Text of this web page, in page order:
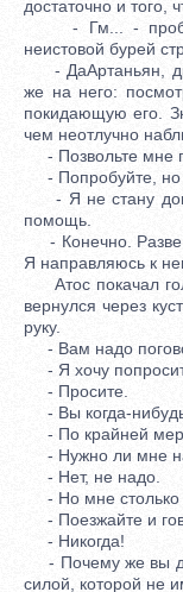
достаточно и того,
- Гм... -
неистовой бурей
- ДаАртаньян,
же на него:
покидающую его.
чем неотлучно
- Позвольте мне
- Попробуйте, но
- Я не стану
помощь.
- Конечно. Разве
Я направляюсь к
Атос покачал
вернулся через
руку.
- Вам надо
- Я хочу
- Просите.
- Вы когда-
- По крайней
- Нужно ли мне
- Нет, не надо.
- Но мне столько
- Поезжайте и
- Никогда!
- Почему же вы
силой, которой не